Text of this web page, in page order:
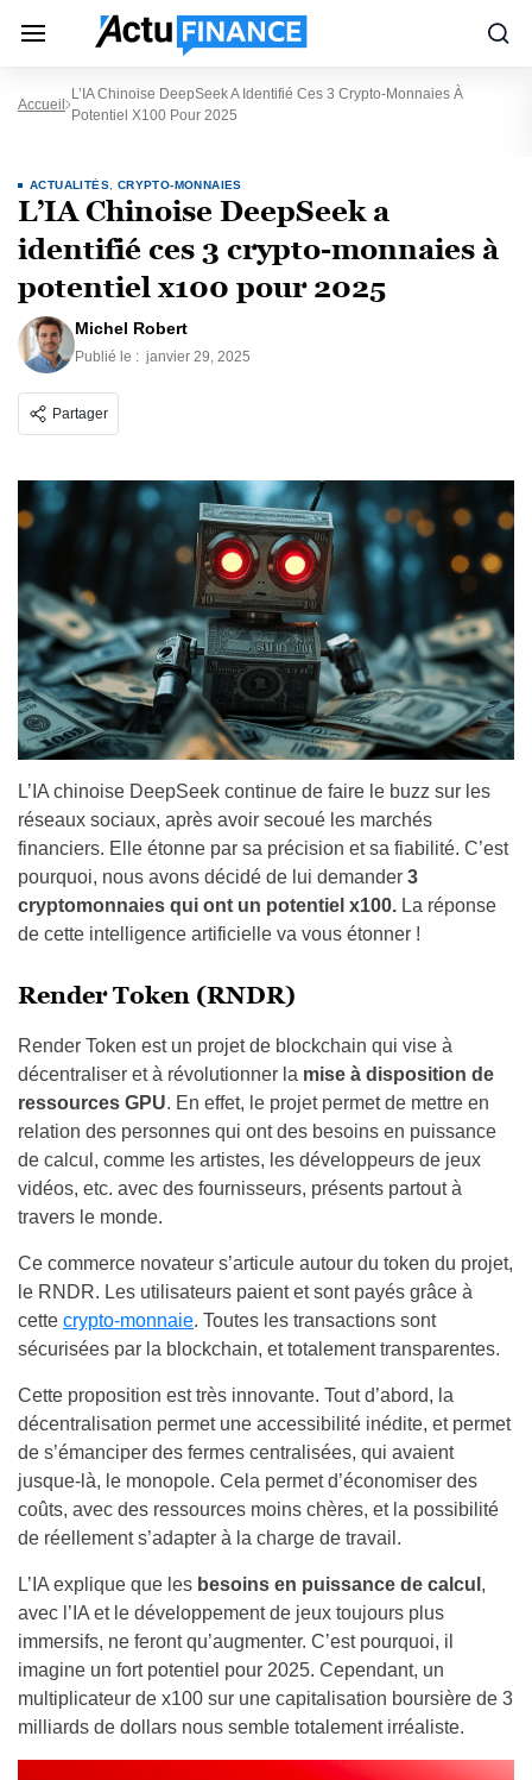
Accueil
L’IA Chinoise DeepSeek A Identifié Ces 3 Crypto-Monnaies À
Potentiel X100 Pour 2025
ACTUALITÉS CRYPTO-MONNAIES
L’IA Chinoise DeepSeek a
identifié ces 3 crypto-monnaies à
potentiel x100 pour 2025
Michel Robert
Publié le : janvier 29, 2025
Partager
L’IA chinoise DeepSeek continue de faire le buzz sur les
réseaux sociaux, après avoir secoué les marchés
financiers. Elle étonne par sa précision et sa fiabilité. C’est
pourquoi, nous avons décidé de lui demander 3
cryptomonnaies qui ont un potentiel x100. La réponse
de cette intelligence artificielle va vous étonner !
Render Token (RNDR)
Render Token est un projet de blockchain qui vise à
décentraliser et à révolutionner la mise à disposition de
ressources GPU. En effet, le projet permet de mettre en
relation des personnes qui ont des besoins en puissance
de calcul, comme les artistes, les développeurs de jeux
vidéos, etc. avec des fournisseurs, présents partout à
travers le monde.
Ce commerce novateur s’articule autour du token du projet,
le RNDR. Les utilisateurs paient et sont payés grâce à
cette crypto-monnaie. Toutes les transactions sont
sécurisées par la blockchain, et totalement transparentes.
Cette proposition est très innovante. Tout d’abord, la
décentralisation permet une accessibilité inédite, et permet
de s’émanciper des fermes centralisées, qui avaient
jusque-là, le monopole. Cela permet d’économiser des
coûts, avec des ressources moins chères, et la possibilité
de réellement s’adapter à la charge de travail.
L’IA explique que les besoins en puissance de calcul ,
avec l’IA et le développement de jeux toujours plus
immersifs, ne feront qu’augmenter. C’est pourquoi, il
imagine un fort potentiel pour 2025. Cependant, un
multiplicateur de x100 sur une capitalisation boursière de 3
milliards de dollars nous semble totalement irréaliste.